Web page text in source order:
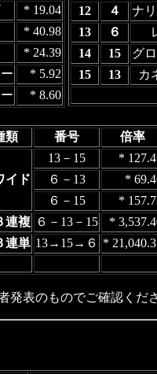
* 19.04
* 40.98
* 24.39
* 5.92
* 8.60
12
４ ナ
13
６
14
15 グ
15
13 カ
類 番号 倍率
イド
13－15
*
６－13
*
６－15
*
連複 ６－13－15
*
連単 13→15→６ *
表のものでご確認くださ